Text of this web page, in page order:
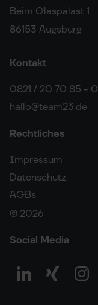
Beim Glaspalast 1
86153 Augsburg
Kontakt
0821 / 20 70 85 - 0
hallo@team23.de
Rechtliches
Impressum
Datenschutz
AGBs
© 2026
Social Media